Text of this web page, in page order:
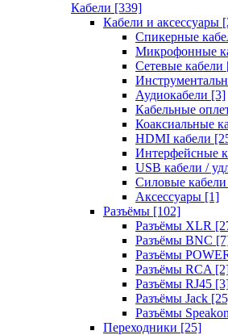
Кабели [339]
Кабели и аксессуары
Спикерные
Микрофонные
Сетевые кабели
Аудиокабели [3]
Кабельные
Коаксиальные
HDMI кабели
Интерфейсные
USB кабели /
Силовые кабели
Аксессуары [1]
Разъёмы [102]
Разъёмы XLR
Разъёмы BNC
Разъёмы
Разъёмы RCA
Разъёмы RJ45
Разъёмы Jack
Разъёмы Speakon
Переходники [25]